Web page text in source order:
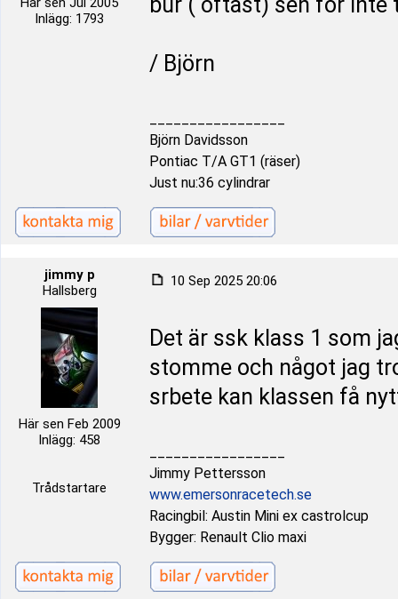
Inlägg: 1793
/ Björn
Björn Davidsson
Pontiac T/A GT1 (räser)
Just nu:36 cylindrar
jimmy p
Hallsberg
Här sen Feb 2009
Inlägg: 458
Trådstartare
10 Sep 2025 20:06
Det är ssk klass 1 som
stomme och något jag
srbete kan klassen få
Jimmy Pettersson
www.emersonracetech.se
Racingbil: Austin Mini ex castrolcup
Bygger: Renault Clio maxi